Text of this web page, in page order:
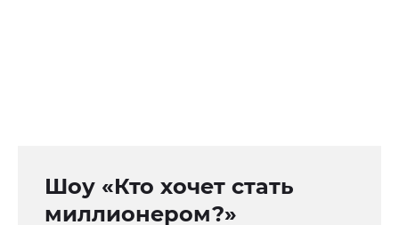
Шоу «Кто хочет стать
миллионером?»